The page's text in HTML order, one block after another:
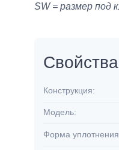
SW = размер под
Конструкция:
Модель:
Форма